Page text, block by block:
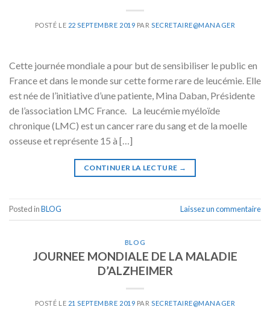
POSTÉ LE 22 SEPTEMBRE 2019 PARSECRETAIRE@MANAGER
Cette journée mondiale a pour but de sensibiliser le public en
France et dans le monde sur cette forme rare de leucémie. Elle
est née de l’initiative d’une patiente, Mina Daban, Présidente
de l’association LMC France. La leucémie myéloïde
chronique (LMC) est un cancer rare du sang et de la moelle
osseuse et représente 15 à […]
CONTINUER LA LECTURE →
Posted inBLOG Laissez un commentaire
BLOG
JOURNEE MONDIALE DE LA MALADIE
D’ALZHEIMER
POSTÉ LE 21 SEPTEMBRE 2019 PAR SECRETAIRE@MANAGER